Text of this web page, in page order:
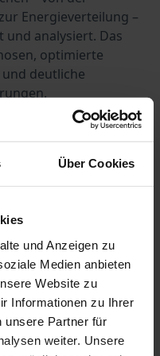
Über Cookies
und Anzeigen zu
Medien anbieten
Website zu
Informationen zu Ihrer
unsere Partner für
weiter. Unsere
Energieverteilung –
analysiert. Das
optimierte
deutliche
in der kleinste
Auswirkungen
Software einen
können
Das sorgt nicht
auch für eine
Produktion.